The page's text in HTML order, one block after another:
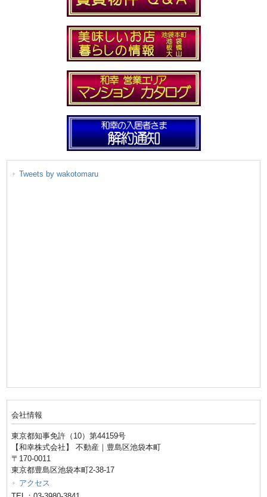
Tweets by wakotomaru
会社情報
東京都知事免許（10）第44159号
【和幸株式会社】 不動産｜豊島区池袋本町
〒170-0011
東京都豊島区池袋本町2-38-17
アクセス